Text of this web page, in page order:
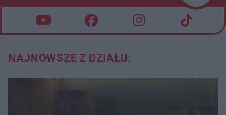
NAJNOWSZE Z DZIAŁU: